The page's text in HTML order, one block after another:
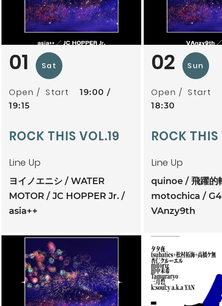
01 Sat
Open Start
19:00
19:15
ROCK THIS VOL.19
Line Up
ヨイノエニシ
WATER
MOTOR
JC HOPPER Jr.
asia++
02 Sun
Open Start
18:30
ROCK
Line Up
quinoe
飛躍的
motochica
VAnzy9th